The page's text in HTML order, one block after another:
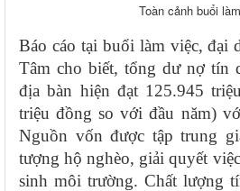
Toàn cảnh buổi
Báo cáo tại buổi làm việc,
Tâm cho biết, tổng dư nợ tín
địa bàn hiện đạt 125.945
triệu đồng so với đầu năm)
Nguồn vốn được tập trung
tượng hộ nghèo, giải quyết
sinh môi trường. Chất lượng